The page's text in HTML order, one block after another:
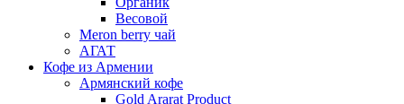
Весовой
Meron berry чай
АГАТ
Кофе из Армении
Армянский кофе
Gold Ararat Product